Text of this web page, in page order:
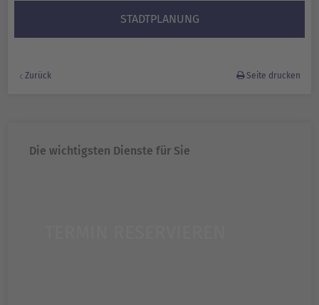
STADTPLANUNG
Zurück Seite drucken
Die wichtigsten Dienste für Sie